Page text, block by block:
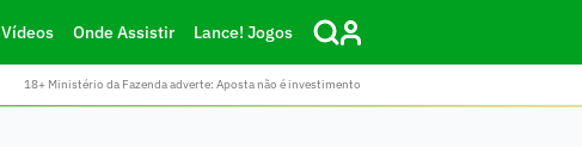
Vídeos Onde Assistir Lance! Jogos
18+ Ministério da Fazenda adverte: Aposta não é investimento